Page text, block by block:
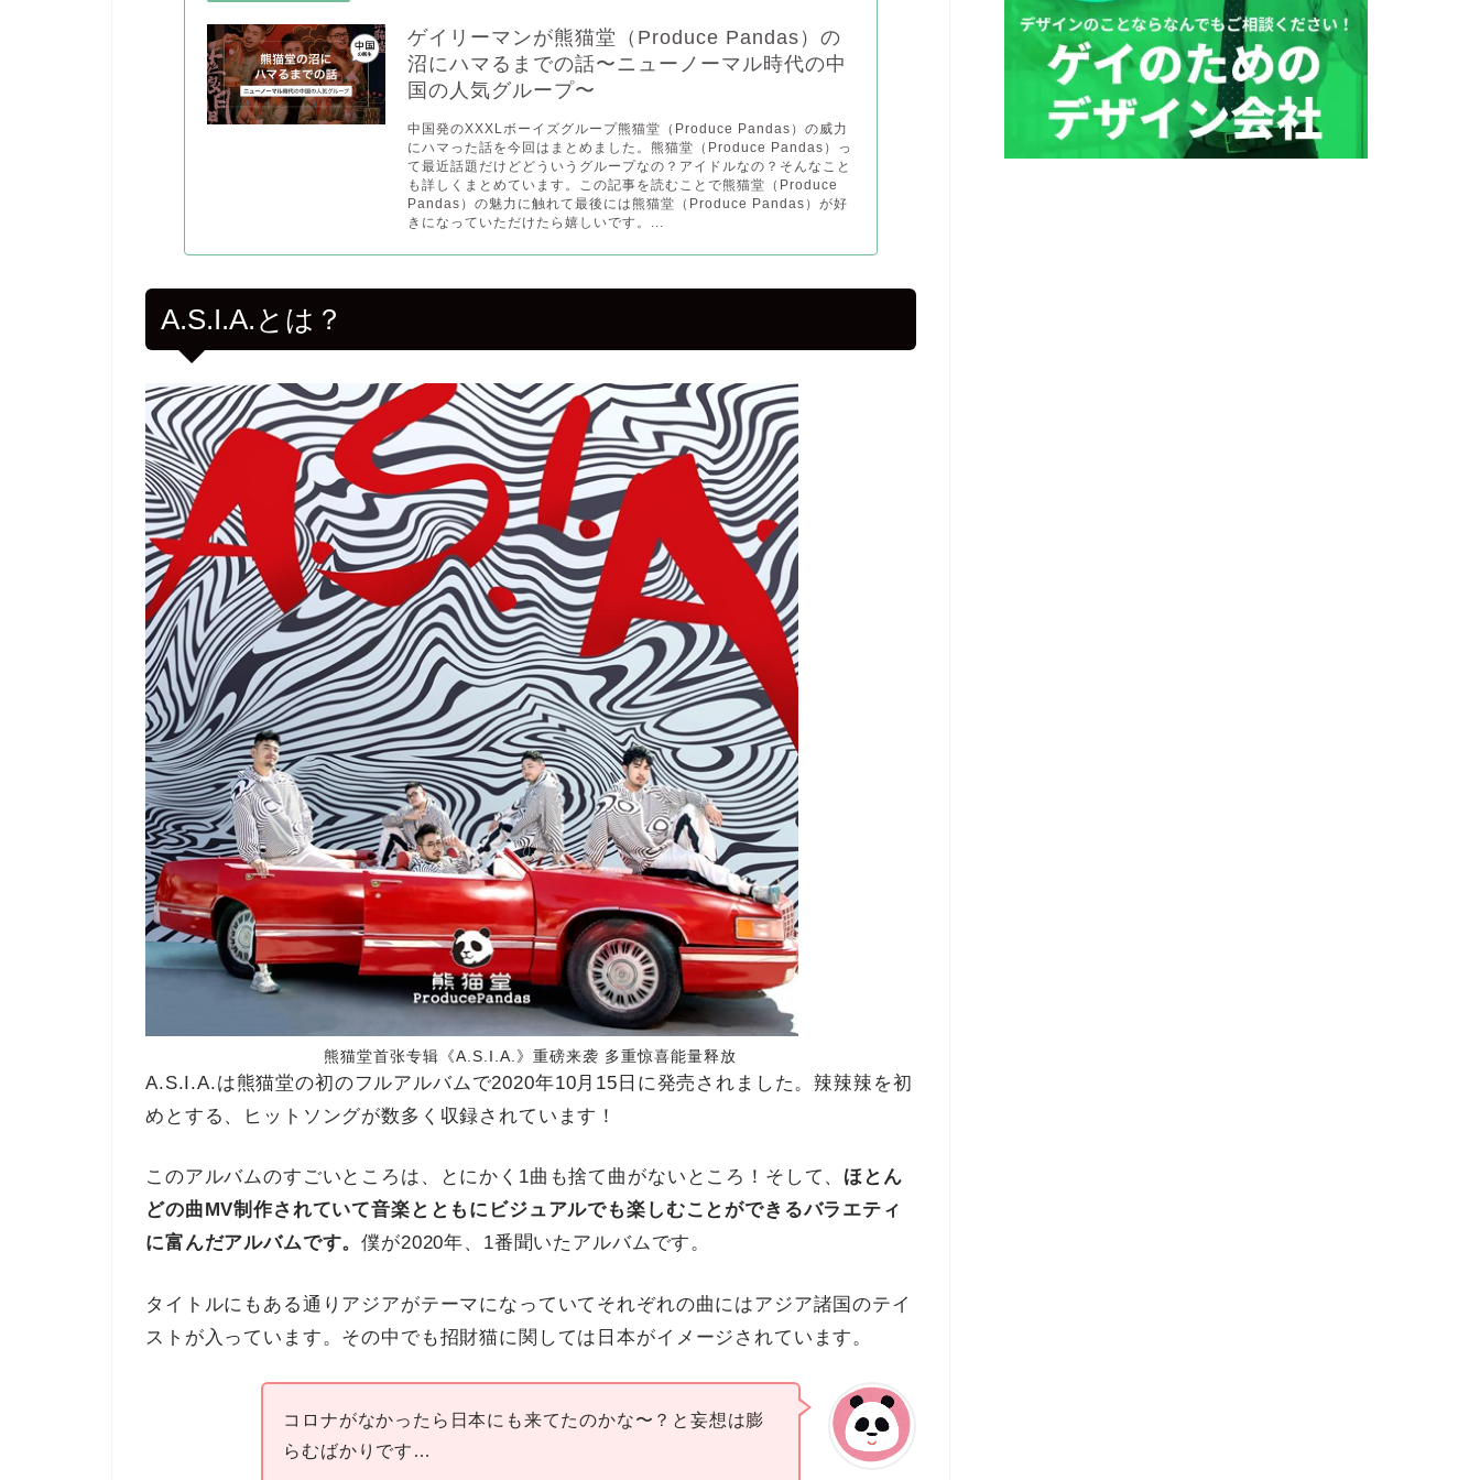
ゲイリーマンが熊猫堂（Produce Pandas）の
沼にハマるまでの話〜ニューノーマル時代の中
国の人気グループ〜
中国発のXXXLボーイズグループ熊猫堂（Produce Pandas）の威力
にハマった話を今回はまとめました。熊猫堂（Produce Pandas）っ
て最近話題だけどどういうグループなの？アイドルなの？そんなこと
も詳しくまとめています。この記事を読むことで熊猫堂（Produce
Pandas）の魅力に触れて最後には熊猫堂（Produce Pandas）が好
きになっていただけたら嬉しいです。...
A.S.I.A.とは？
熊猫堂首张专辑《A.S.I.A.》重磅来袭 多重惊喜能量释放
A.S.I.A.は熊猫堂の初のフルアルバムで2020年10月15日に発売されました。辣辣辣を初
めとする、ヒットソングが数多く収録されています！
このアルバムのすごいところは、とにかく1曲も捨て曲がないところ！そして、 ほとん
どの曲MV制作されていて音楽とともにビジュアルでも楽しむことができるバラエティ
に富んだアルバムです。僕が2020年、1番聞いたアルバムです。
タイトルにもある通りアジアがテーマになっていてそれぞれの曲にはアジア諸国のテイ
ストが入っています。その中でも招財猫に関しては日本がイメージされています。
コロナがなかったら日本にも来てたのかな〜？と妄想は膨
らむばかりです…